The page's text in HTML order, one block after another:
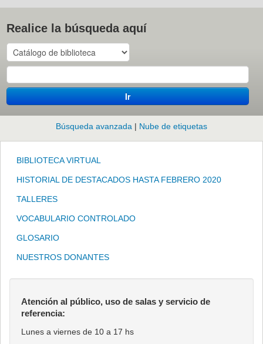
Realice la búsqueda aquí
Ir
Búsqueda avanzada Nube de etiquetas
BIBLIOTECA VIRTUAL
HISTORIAL DE DESTACADOS HASTA FEBRERO 2020
TALLERES
VOCABULARIO CONTROLADO
GLOSARIO
NUESTROS DONANTES
Atención al público, uso de salas y servicio de
referencia:
Lunes a viernes de 10 a 17 hs